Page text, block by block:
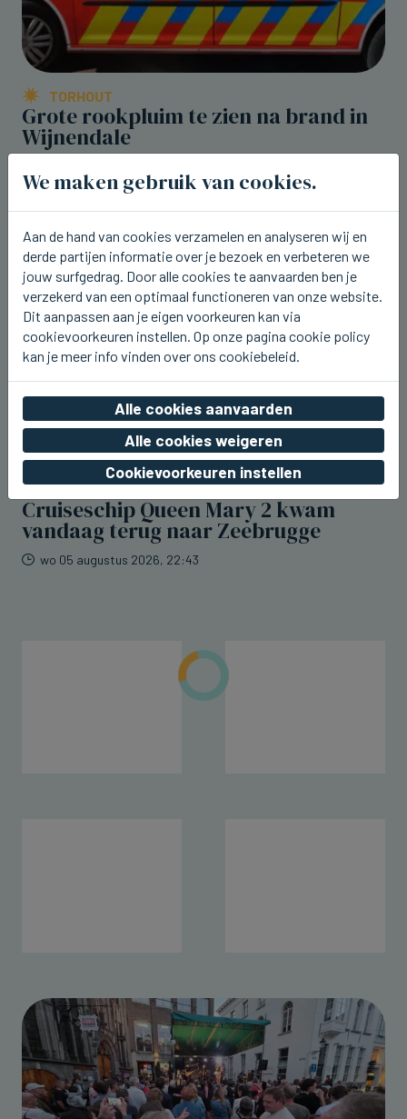
TORHOUT
Grote rookpluim te zien na brand in
Wijnendale
ZEEBRUGGE
Cruiseschip Queen Mary 2 kwam
vandaag terug naar Zeebrugge
wo 05 augustus 2026, 22:43
We maken gebruik van cookies.
Aan de hand van cookies verzamelen en analyseren wij en
derde partijen informatie over je bezoek en verbeteren we
jouw surfgedrag. Door alle cookies te aanvaarden ben je
verzekerd van een optimaal functioneren van onze website.
Dit aanpassen aan je eigen voorkeuren kan via
cookievoorkeuren instellen. Op onze pagina cookie policy
kan je meer info vinden over ons cookiebeleid.
Alle cookies aanvaarden
Alle cookies weigeren
Cookievoorkeuren instellen